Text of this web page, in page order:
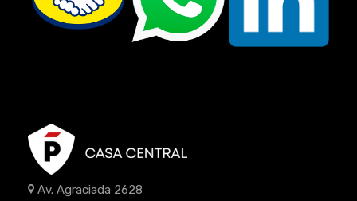
Av. Agraciada 2628